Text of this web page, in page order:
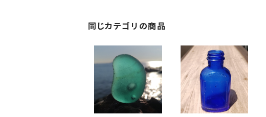
同じカテゴリの商品